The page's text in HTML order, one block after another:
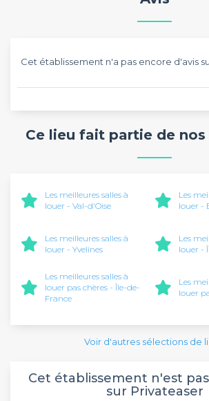
Cet établissement n'a pas encore d'avis
Ce lieu fait partie de
Les meilleures salles à
louer - Val-d'Oise
Les
louer -
Les meilleures salles à
louer - Yvelines
Les
louer -
Les meilleures salles à
louer pas chères - Île-de-
France
Les
louer
Voir d'autres sélections de
Cet établissement n'est
sur Privateaser